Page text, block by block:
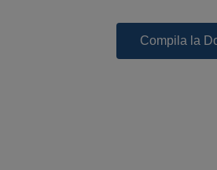
Compila la